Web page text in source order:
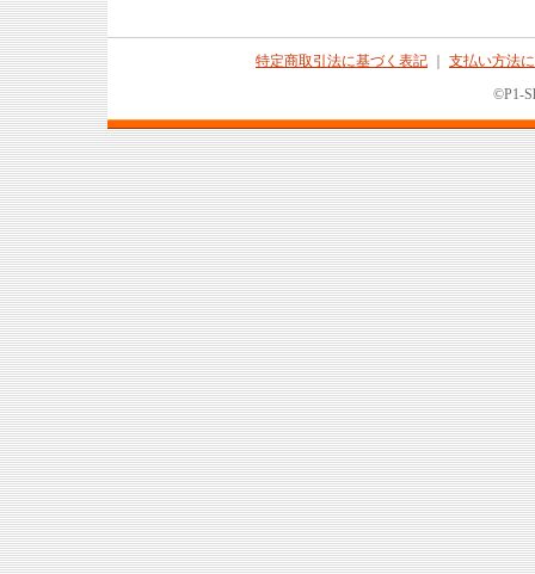
特定商取引法に基づく表記
支払い方法
©P1-